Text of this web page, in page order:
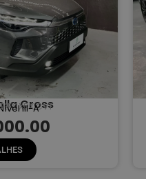
Cross
XRX CVT
III-A